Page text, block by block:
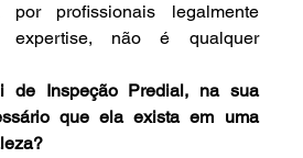
por profissionais legalmente
expertise, não é qualquer
de Inspeção Predial, na sua
que ela exista em uma